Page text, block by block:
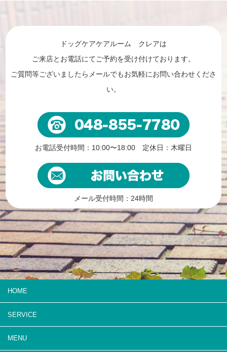
ドッグケアケアルーム クレアは
ご来店とお電話にてご予約を受け付けております。
ご質問等ございましたらメールでもお気軽にお問い合わせくださ
い。
お電話受付時間：10:00〜18:00 定休日：木曜日
メール受付時間：24時間
HOME
SERVICE
MENU